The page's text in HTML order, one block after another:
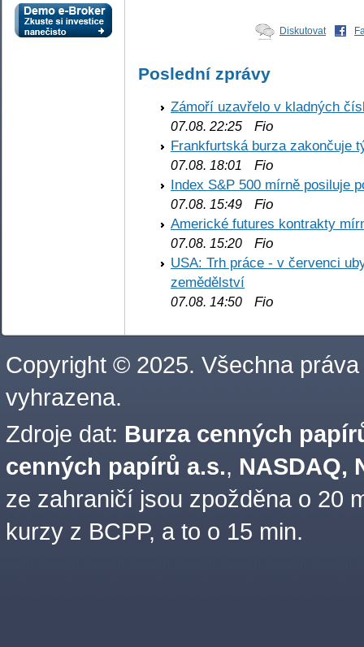
Diskutovat
Poslední zprávy
Zámoří uzavřelo v kladných
07.08. 22:25 Fio
Frankfurtská burza zakončuje
07.08. 18:01
Fio
Index S&P 500 mírně posiluje
07.08. 15:49 Fio
Americké futures kontrakty
07.08. 15:20 Fio
USA: Trh práce - v červenci
zemědělství
07.08. 14:50 Fio
Copyright © 2025. Všechna práva
vyhrazena.
Zdroje dat: Burza cenných
cenných papírů a.s., NASDAQ,
ze zahraničí jsou zpožděna o 20
kurzy z BCPP, a to o 15 min.